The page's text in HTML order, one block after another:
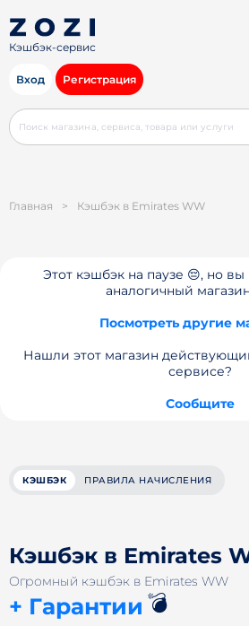
Кэшбэк-сервис
Вход Регистрация
Главная > Кэшбэк в Emirates WW
Этот кэшбэк на паузе 😔, но
аналогичный
Посмотреть другие
Нашли этот магазин
сервисе?
Сообщите
КЭШБЭК ПРАВИЛА НАЧИСЛЕНИЯ
Кэшбэк в Emirates
Огромный кэшбэк в Emirates WW
+ Гарантии 💣